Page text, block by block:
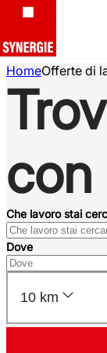
HomeOfferte di
con
Che lavoro stai
Dove
10 km